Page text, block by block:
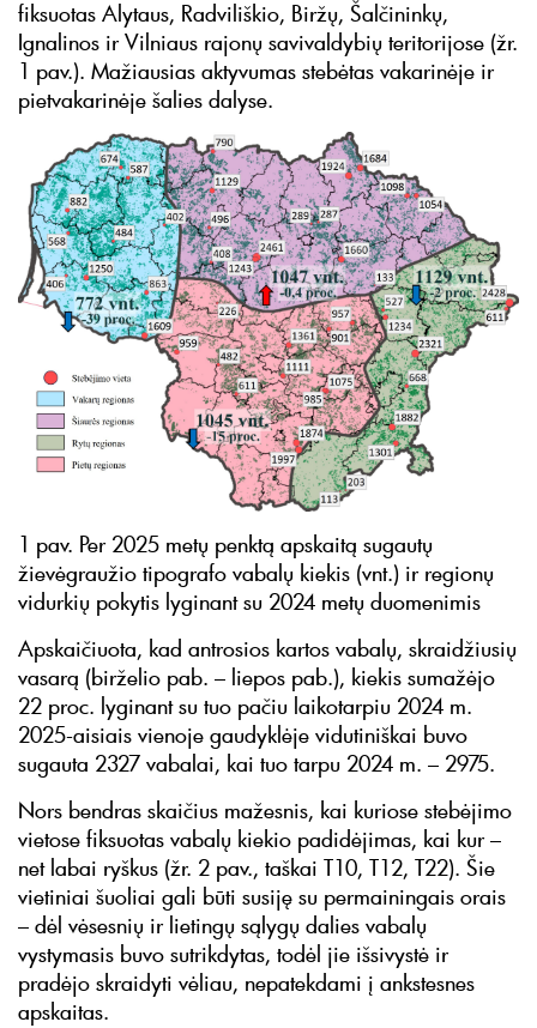
fiksuotas Alytaus, Radviliškio, Biržų, Šalčininkų,
Ignalinos ir Vilniaus rajonų savivaldybių teritorijose (žr.
1 pav.). Mažiausias aktyvumas stebėtas vakarinėje ir
pietvakarinėje šalies dalyse.
1 pav. Per 2025 metų penktą apskaitą sugautų
žievėgraužio tipografo vabalų kiekis (vnt.) ir regionų
vidurkių pokytis lyginant su 2024 metų duomenimis
Apskaičiuota, kad antrosios kartos vabalų, skraidžiusių
vasarą (birželio pab. – liepos pab.), kiekis sumažėjo
22 proc. lyginant su tuo pačiu laikotarpiu 2024 m.
2025-aisiais vienoje gaudyklėje vidutiniškai buvo
sugauta 2327 vabalai, kai tuo tarpu 2024 m. – 2975.
Nors bendras skaičius mažesnis, kai kuriose stebėjimo
vietose fiksuotas vabalų kiekio padidėjimas, kai kur –
net labai ryškus (žr. 2 pav., taškai T10, T12, T22). Šie
vietiniai šuoliai gali būti susiję su permainingais orais
– dėl vėsesnių ir lietingų sąlygų dalies vabalų
vystymasis buvo sutrikdytas, todėl jie išsivystė ir
pradėjo skraidyti vėliau, nepatekdami į ankstesnes
apskaitas.